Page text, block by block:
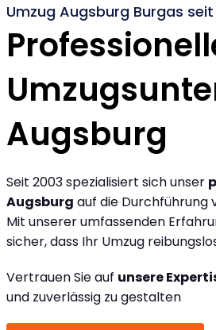
Umzug Augsburg Burgas seit
Augsburg
Seit 2003 spezialisiert sich unser
Augsburg auf die Durchführung
Mit unserer umfassenden
sicher, dass Ihr Umzug
Vertrauen Sie auf unsere
und zuverlässig zu gestalten